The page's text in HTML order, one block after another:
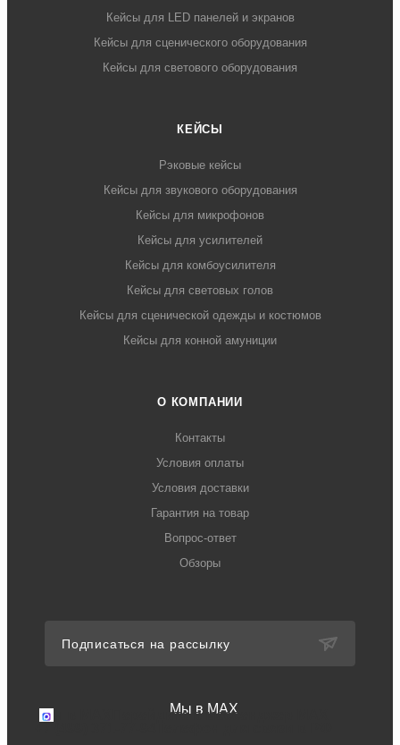
Кейсы для LED панелей и экранов
Кейсы для сценического оборудования
Кейсы для светового оборудования
КЕЙСЫ
Рэковые кейсы
Кейсы для звукового оборудования
Кейсы для микрофонов
Кейсы для усилителей
Кейсы для комбоусилителя
Кейсы для световых голов
Кейсы для сценической одежды и костюмов
Кейсы для конной амуниции
О КОМПАНИИ
Контакты
Условия оплаты
Условия доставки
Гарантия на товар
Вопрос-ответ
Обзоры
Подписаться на рассылку
Мы в MAX
Мы в MAX
Перейдите в мессенджер MAX